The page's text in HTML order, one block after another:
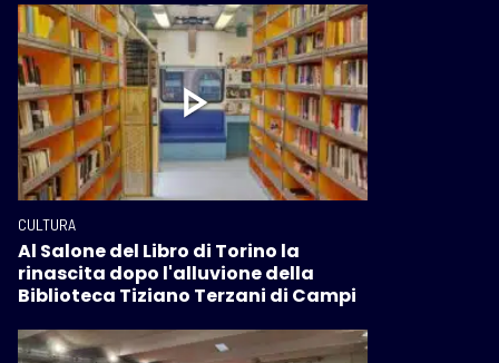
CULTURA
Al Salone del Libro di Torino la
rinascita dopo l'alluvione della
Biblioteca Tiziano Terzani di Campi